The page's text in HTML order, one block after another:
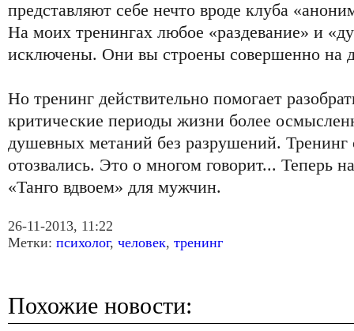
представляют себе нечто вроде клуба
На моих тренингах любое «раздевание» и
исключены. Они вы строены совершенно на
Но тренинг действительно помогает
критические периоды жизни более
душевных метаний без разрушений.
отозвались. Это о многом говорит... Теперь
«Танго вдвоем» для мужчин.
26-11-2013, 11:22
Метки: психолог, человек, тренинг
Похожие новости: